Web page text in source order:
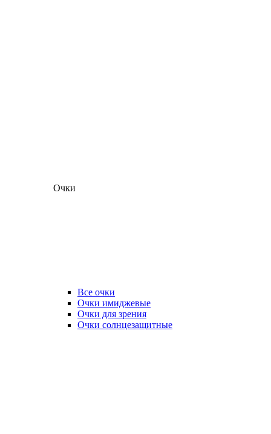
Очки
Все очки
Очки имиджевые
Очки для зрения
Очки солнцезащитные